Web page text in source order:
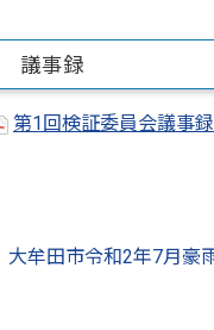
議事録
第1回検証委員会議事録
大牟田市令和2年7月豪